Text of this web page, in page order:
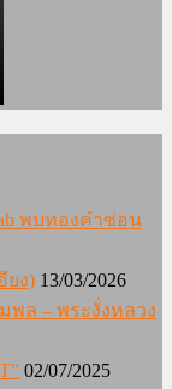
พบทองคำซ่อน
ยง) 13/03/2026
พล – พระงั่งหลวง
02/07/2025